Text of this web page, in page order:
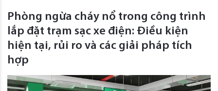
Phòng ngừa cháy nổ trong công trình
lắp đặt trạm sạc xe điện: Điều kiện
hiện tại, rủi ro và các giải pháp tích
hợp